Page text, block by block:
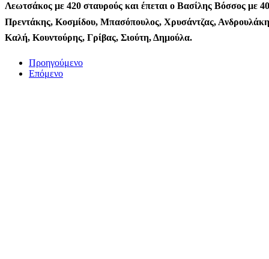
Λεωτσάκος με 420 σταυρούς και έπεται ο Βασίλης Βόσσος με
Πρεντάκης, Κοσμίδου, Μπασόπουλος, Χρυσάντζας,
Καλή, Κουντούρης, Γρίβας, Σιούτη, Δημούλα.
Προηγούμενο
Επόμενο